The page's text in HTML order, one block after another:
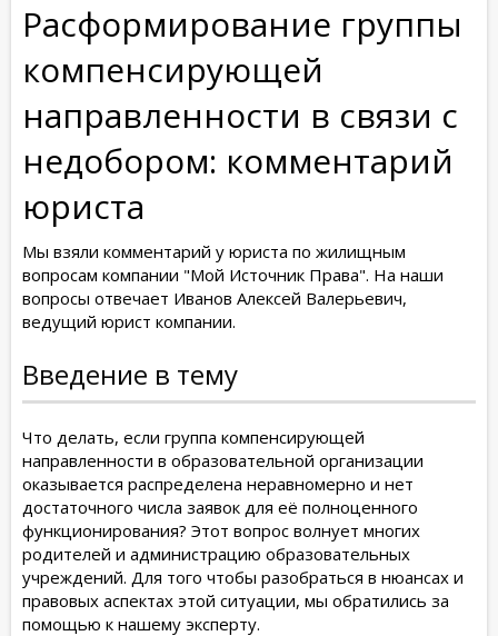
Расформирование группы
компенсирующей
направленности в связи с
недобором: комментарий
юриста
Мы взяли комментарий у юриста по жилищным
вопросам компании "Мой Источник Права". На наши
вопросы отвечает Иванов Алексей Валерьевич,
ведущий юрист компании.
Введение в тему
Что делать, если группа компенсирующей
направленности в образовательной организации
оказывается распределена неравномерно и нет
достаточного числа заявок для её полноценного
функционирования? Этот вопрос волнует многих
родителей и администрацию образовательных
учреждений. Для того чтобы разобраться в нюансах и
правовых аспектах этой ситуации, мы обратились за
помощью к нашему эксперту.